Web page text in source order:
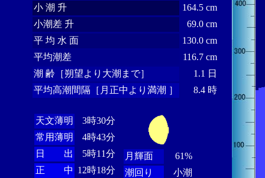
小 潮 升
164.5 cm
小潮差 升
69.0 cm
平 均 水 面
130.0 cm
平均潮差
116.7 cm
潮 齢［朔望より大潮まで］
1.1 日
平均高潮間隔［月正中より満潮 ］
8.4 時
天文薄明
3時30分
常用薄明
4時43分
日 出
5時11分
正 中 12時18分
月輝面
61%
潮回り
小潮